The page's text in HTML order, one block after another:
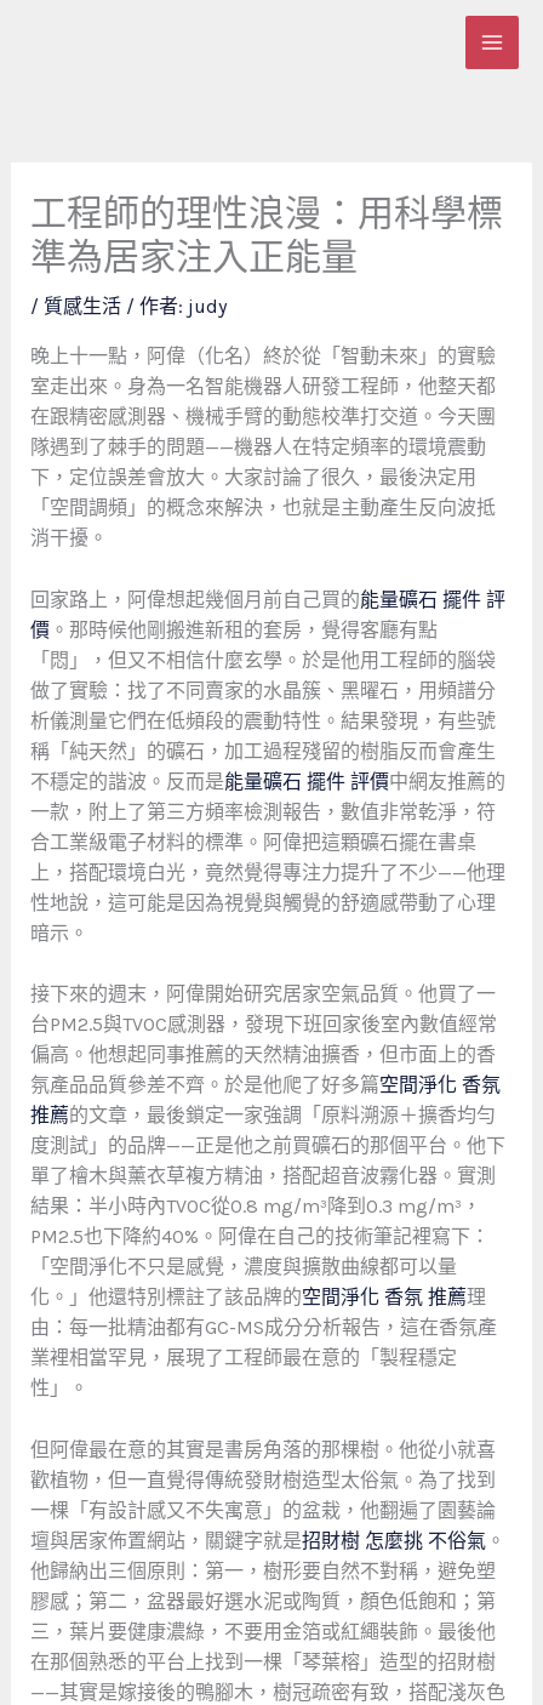
工程師的理性浪漫：用科學標
準為居家注入正能量
/ 質感生活/ 作者: judy
晚上十一點，阿偉（化名）終於從「智動未來」的實驗
室走出來。身為一名智能機器人研發工程師，他整天都
在跟精密感測器、機械手臂的動態校準打交道。今天團
隊遇到了棘手的問題——機器人在特定頻率的環境震動
下，定位誤差會放大。大家討論了很久，最後決定用
「空間調頻」的概念來解決，也就是主動產生反向波抵
消干擾。
回家路上，阿偉想起幾個月前自己買的能量礦石 擺件 評
價。那時候他剛搬進新租的套房，覺得客廳有點
「悶」，但又不相信什麼玄學。於是他用工程師的腦袋
做了實驗：找了不同賣家的水晶簇、黑曜石，用頻譜分
析儀測量它們在低頻段的震動特性。結果發現，有些號
稱「純天然」的礦石，加工過程殘留的樹脂反而會產生
不穩定的諧波。反而是能量礦石 擺件 評價中網友推薦的
一款，附上了第三方頻率檢測報告，數值非常乾淨，符
合工業級電子材料的標準。阿偉把這顆礦石擺在書桌
上，搭配環境白光，竟然覺得專注力提升了不少——他理
性地說，這可能是因為視覺與觸覺的舒適感帶動了心理
暗示。
接下來的週末，阿偉開始研究居家空氣品質。他買了一
台PM2.5與TVOC感測器，發現下班回家後室內數值經常
偏高。他想起同事推薦的天然精油擴香，但市面上的香
氛產品品質參差不齊。於是他爬了好多篇空間淨化 香氛
推薦的文章，最後鎖定一家強調「原料溯源＋擴香均勻
度測試」的品牌——正是他之前買礦石的那個平台。他下
單了檜木與薰衣草複方精油，搭配超音波霧化器。實測
結果：半小時內TVOC從0.8 mg/m³降到0.3 mg/m³，
PM2.5也下降約40%。阿偉在自己的技術筆記裡寫下：
「空間淨化不只是感覺，濃度與擴散曲線都可以量
化。」他還特別標註了該品牌的空間淨化 香氛 推薦理
由：每一批精油都有GC-MS成分分析報告，這在香氛產
業裡相當罕見，展現了工程師最在意的「製程穩定
性」。
但阿偉最在意的其實是書房角落的那棵樹。他從小就喜
歡植物，但一直覺得傳統發財樹造型太俗氣。為了找到
一棵「有設計感又不失寓意」的盆栽，他翻遍了園藝論
壇與居家佈置網站，關鍵字就是招財樹 怎麼挑 不俗氣。
他歸納出三個原則：第一，樹形要自然不對稱，避免塑
膠感；第二，盆器最好選水泥或陶質，顏色低飽和；第
三，葉片要健康濃綠，不要用金箔或紅繩裝飾。最後他
在那個熟悉的平台上找到一棵「琴葉榕」造型的招財樹
——其實是嫁接後的鴨腳木，樹冠疏密有致，搭配淺灰色